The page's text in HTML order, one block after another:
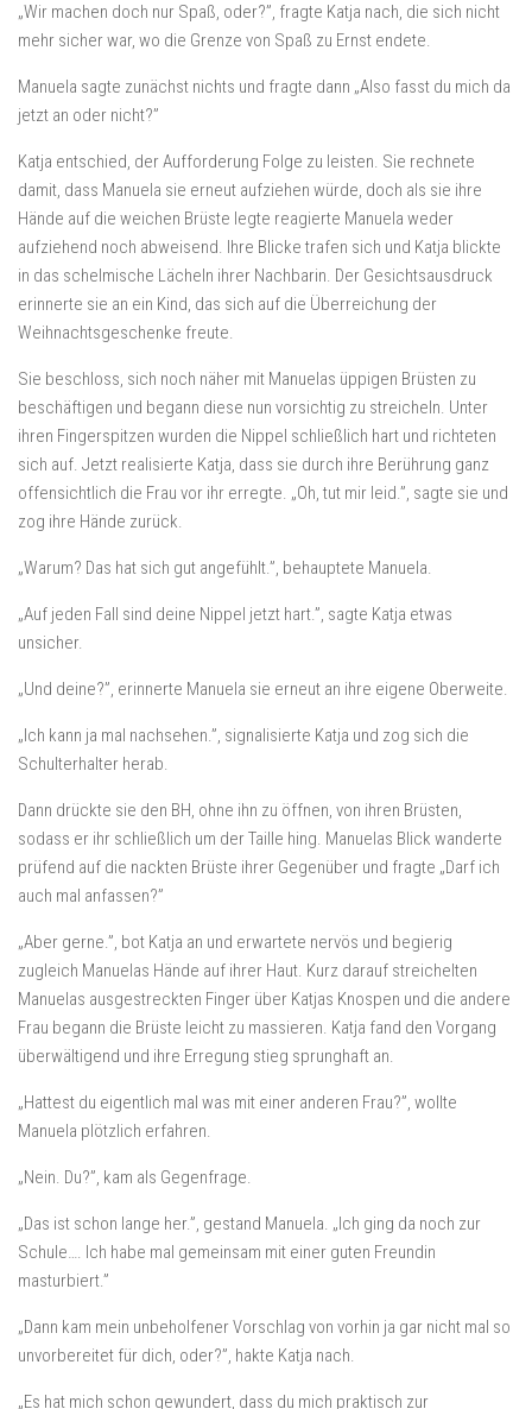
„Wir machen doch nur Spaß, oder?”, fragte Katja nach, die sich nicht
mehr sicher war, wo die Grenze von Spaß zu Ernst endete.
Manuela sagte zunächst nichts und fragte dann „Also fasst du mich da
jetzt an oder nicht?”
Katja entschied, der Aufforderung Folge zu leisten. Sie rechnete
damit, dass Manuela sie erneut aufziehen würde, doch als sie ihre
Hände auf die weichen Brüste legte reagierte Manuela weder
aufziehend noch abweisend. Ihre Blicke trafen sich und Katja blickte
in das schelmische Lächeln ihrer Nachbarin. Der Gesichtsausdruck
erinnerte sie an ein Kind, das sich auf die Überreichung der
Weihnachtsgeschenke freute.
Sie beschloss, sich noch näher mit Manuelas üppigen Brüsten zu
beschäftigen und begann diese nun vorsichtig zu streicheln. Unter
ihren Fingerspitzen wurden die Nippel schließlich hart und richteten
sich auf. Jetzt realisierte Katja, dass sie durch ihre Berührung ganz
offensichtlich die Frau vor ihr erregte. „Oh, tut mir leid.”, sagte sie und
zog ihre Hände zurück.
„Warum? Das hat sich gut angefühlt.”, behauptete Manuela.
„Auf jeden Fall sind deine Nippel jetzt hart.”, sagte Katja etwas
unsicher.
„Und deine?”, erinnerte Manuela sie erneut an ihre eigene Oberweite.
„Ich kann ja mal nachsehen.”, signalisierte Katja und zog sich die
Schulterhalter herab.
Dann drückte sie den BH, ohne ihn zu öffnen, von ihren Brüsten,
sodass er ihr schließlich um der Taille hing. Manuelas Blick wanderte
prüfend auf die nackten Brüste ihrer Gegenüber und fragte „Darf ich
auch mal anfassen?”
„Aber gerne.”, bot Katja an und erwartete nervös und begierig
zugleich Manuelas Hände auf ihrer Haut. Kurz darauf streichelten
Manuelas ausgestreckten Finger über Katjas Knospen und die andere
Frau begann die Brüste leicht zu massieren. Katja fand den Vorgang
überwältigend und ihre Erregung stieg sprunghaft an.
„Hattest du eigentlich mal was mit einer anderen Frau?”, wollte
Manuela plötzlich erfahren.
„Nein. Du?”, kam als Gegenfrage.
„Das ist schon lange her.”, gestand Manuela. „Ich ging da noch zur
Schule…. Ich habe mal gemeinsam mit einer guten Freundin
masturbiert.”
„Dann kam mein unbeholfener Vorschlag von vorhin ja gar nicht mal so
unvorbereitet für dich, oder?”, hakte Katja nach.
„Es hat mich schon gewundert, dass du mich praktisch zur